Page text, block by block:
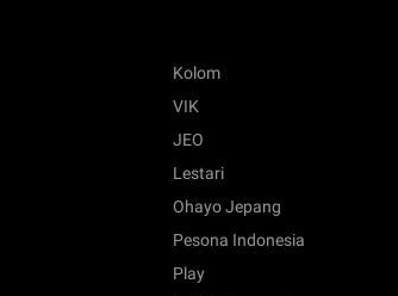
Kolom
VIK
JEO
Lestari
Ohayo Jepang
Pesona Indonesia
Play